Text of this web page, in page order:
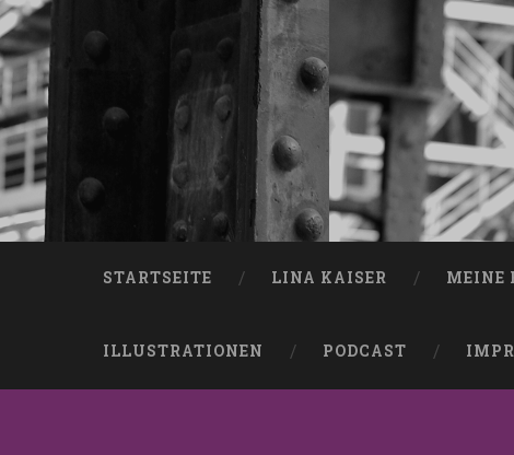
STARTSEITE LINA KAISER MEINE
ILLUSTRATIONEN PODCAST